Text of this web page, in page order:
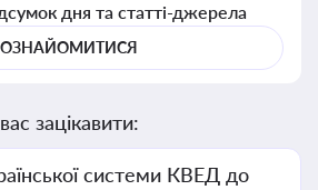
дня та статті-джерела
ОЗНАЙОМИТИСЯ
зацікавити:
системи КВЕД до